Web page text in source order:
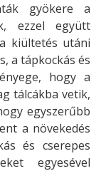
gyökere a
ezzel együtt
kiültetés utáni
a tápkockás és
hogy a
tálcákba vetik,
egyszerűbb
a növekedés
és cserepes
egyesével